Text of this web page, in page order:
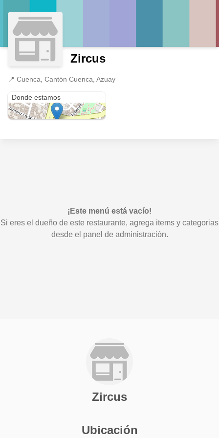
Zircus
📍 Cuenca, Cantón Cuenca, Azuay
Donde estamos
¡Este menú está vacío!
Si eres el dueño de este restaurante, agrega items y categorias
desde el panel de administración.
Zircus
Ubicación